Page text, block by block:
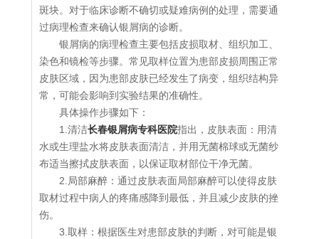
斑块。对于临床诊断不确切或疑难病例的处理，需要通
过病理检查来确认银屑病的诊断。
银屑病的病理检查主要包括皮损取材、组织加工、
染色和镜检等步骤。常见取样位置为患部皮损周围正常
皮肤区域，因为患部皮肤已经发生了病变，组织结构异
常，可能会影响到实验结果的准确性。
具体操作步骤如下：
1.清洁长春银屑病专科医院指出，皮肤表面：用清
水或生理盐水将皮肤表面清洁，并用无菌棉球或无菌纱
布适当擦拭皮肤表面，以保证取材部位干净无菌。
2.局部麻醉：通过皮肤表面局部麻醉可以使得皮肤
取材过程中病人的疼痛感降到最低，并且减少皮肤的挫
伤。
3.取样：根据医生对患部皮肤的判断，对可能是银